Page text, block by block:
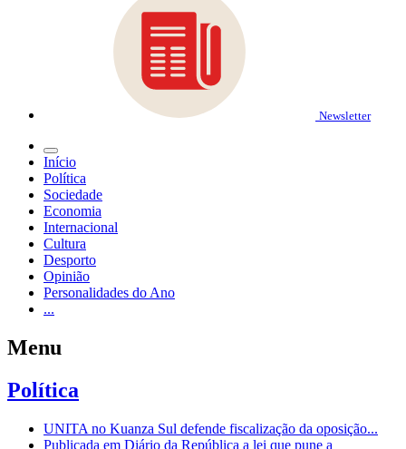
Newsletter
Início
Política
Sociedade
Economia
Internacional
Cultura
Desporto
Opinião
Personalidades do Ano
...
Menu
Política
UNITA no Kuanza Sul defende fiscalização da oposição...
Publicada em Diário da República a lei que pune a